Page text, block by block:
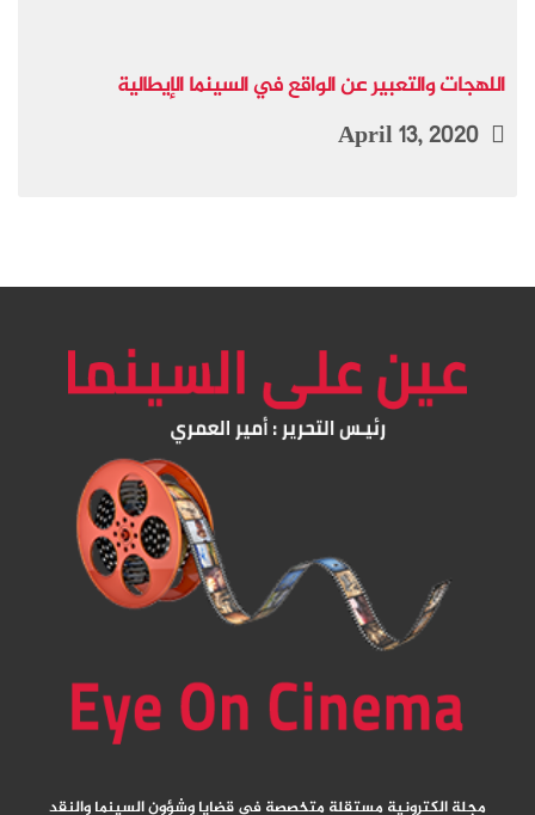
اللهجات والتعبير عن الواقع في السينما الإيطالية
مجلة الكترونية مستقلة متخصصة في قضايا وشؤون السينما والنقد